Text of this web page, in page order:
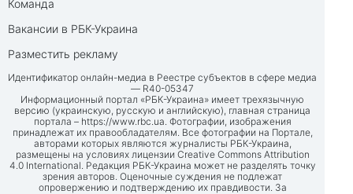
Команда
Вакансии в РБК-Украина
Разместить рекламу
Идентификатор онлайн-медиа в Реестре субъектов в сфере медиа
— R40-05347
Информационный портал «РБК-Украина» имеет трехязычную
версию (украинскую, русскую и английскую), главная страница
портала – https://www.rbc.ua. Фотографии, изображения
принадлежат их правообладателям. Все фотографии на Портале,
авторами которых являются журналисты РБК-Украина,
размещены на условиях лицензии Creative Commons Attribution
4.0 International. Редакция РБК-Украина может не разделять точку
зрения авторов. Оценочные суждения не подлежат
опровержению и подтверждению их правдивости. За